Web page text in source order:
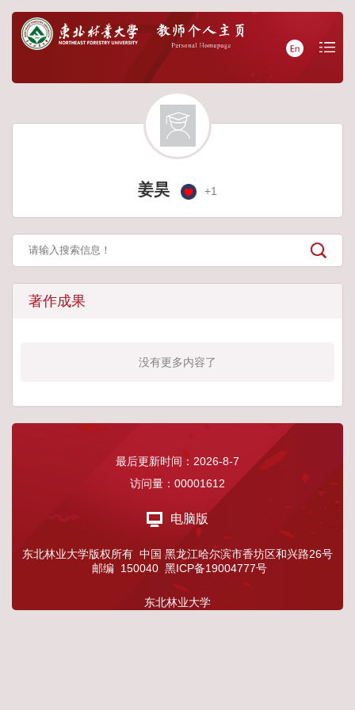
姜昊 +1
著作成果
没有更多内容了
最后更新时间： 2026-8-7
访问量： 00001612
电脑版
东北林业大学版权所有 中国 黑龙江哈尔滨市香坊区和兴路26号
邮编 150040 黑ICP备19004777号
东北林业大学